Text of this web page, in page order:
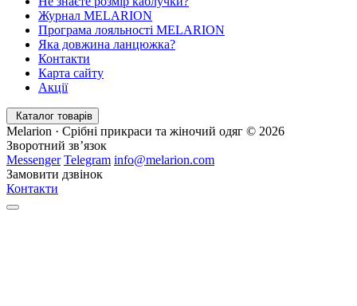
Журнал MELARION
Програма лояльності MELARION
Яка довжина ланцюжка?
Контакти
Карта сайту
Акції
Каталог товарів
Melarion · Срібні прикраси та жіночий одяг © 2026
Зворотний зв’язок
Messenger Telegram info@melarion.com
Замовити дзвінок
Контакти